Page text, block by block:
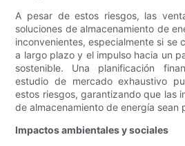
A pesar de estos riesgos, las
soluciones de almacenamiento de
inconvenientes, especialmente si se
a largo plazo y el impulso hacia un
sostenible. Una planificación
estudio de mercado exhaustivo
estos riesgos, garantizando que las
de almacenamiento de energía sean
Impactos ambientales y sociales